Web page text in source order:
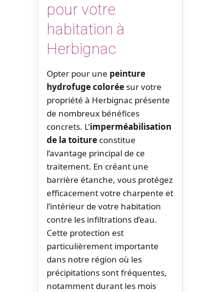
pour votre
habitation à
Herbignac
Opter pour une peinture
hydrofuge colorée sur votre
propriété à Herbignac présente
de nombreux bénéfices
concrets. L’imperméabilisation
de la toiture constitue
l’avantage principal de ce
traitement. En créant une
barrière étanche, vous protégez
efficacement votre charpente et
l’intérieur de votre habitation
contre les infiltrations d’eau.
Cette protection est
particulièrement importante
dans notre région où les
précipitations sont fréquentes,
notamment durant les mois